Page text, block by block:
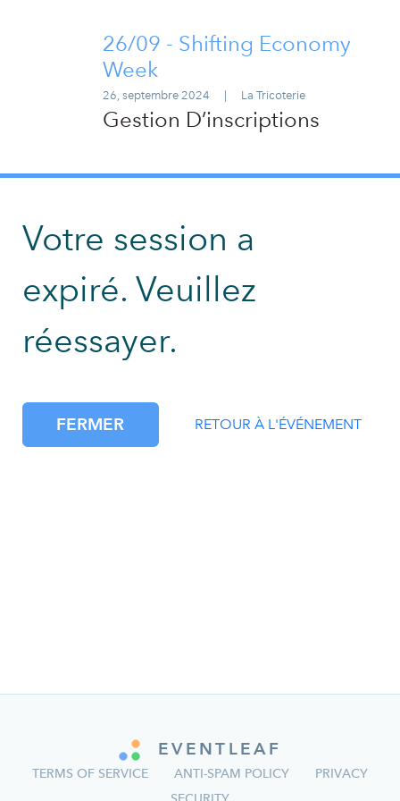
26/09 - Shifting Economy
Week
26, septembre 2024 La Tricoterie
Gestion D’inscriptions
Votre session a
expiré. Veuillez
réessayer.
FERMER RETOUR À L'ÉVÉNEMENT
EVENTLEAF
TERMS OF SERVICE ANTI-SPAM POLICY
PRIVACY